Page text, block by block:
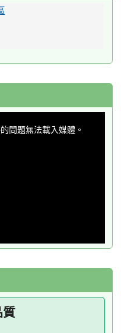
問題無法載入媒體。
質